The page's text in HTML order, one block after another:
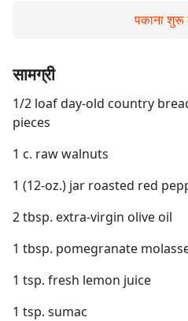
पकाना
सामग्री
1/2 loaf day-old country
pieces
1 c. raw walnuts
1 (12-oz.) jar roasted red
2 tbsp. extra-virgin olive oil
1 tbsp. pomegranate
1 tsp. fresh lemon juice
1 tsp. sumac